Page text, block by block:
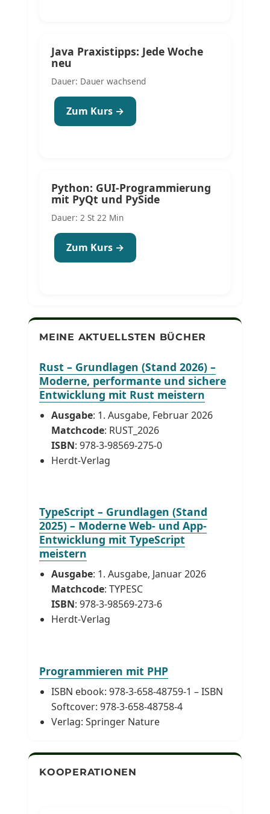
Java Praxistipps: Jede Woche
neu
Dauer: Dauer wachsend
Zum Kurs →
Python: GUI-Programmierung
mit PyQt und PySide
Dauer: 2 St 22 Min
Zum Kurs →
MEINE AKTUELLSTEN BÜCHER
Rust – Grundlagen (Stand 2026) –
Moderne, performante und sichere
Entwicklung mit Rust meistern
Ausgabe: 1. Ausgabe, Februar 2026
Matchcode: RUST_2026
ISBN: 978-3-98569-275-0
Herdt-Verlag
TypeScript – Grundlagen (Stand
2025) – Moderne Web- und App-
Entwicklung mit TypeScript
meistern
Ausgabe: 1. Ausgabe, Januar 2026
Matchcode: TYPESC
ISBN: 978-3-98569-273-6
Herdt-Verlag
Programmieren mit PHP
ISBN ebook: 978-3-658-48759-1 – ISBN
Softcover: 978-3-658-48758-4
Verlag: Springer Nature
KOOPERATIONEN